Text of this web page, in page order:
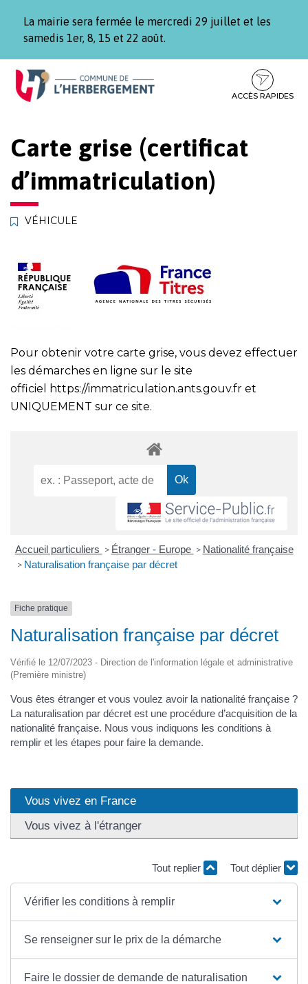
La mairie sera fermée le mercredi 29 juillet et les
samedis 1er, 8, 15 et 22 août.
Aller
Aller
contenu
Aller
pied
ACCÈS RAPIDES
Carte grise (certificat
d’immatriculation)
VÉHICULE
Pour obtenir votre carte grise, vous devez effectuer
les démarches en ligne sur le site
officiel
https://immatriculation.ants.gouv.fr et
UNIQUEMENT sur ce site.
Accueil particuliers > Étranger - Europe > Nationalité française
> Naturalisation française par décret
Fiche pratique
Naturalisation française par décret
Vérifié le 12/07/2023 - Direction de l'information légale et administrative
(Première ministre)
Vous êtes étranger et vous voulez avoir la nationalité française ?
La naturalisation par décret est une procédure d’acquisition de la
nationalité française. Nous vous indiquons les conditions à
remplir et les étapes pour faire la demande.
Vous vivez en France
Vous vivez à l'étranger
Tout replier Tout déplier
Vérifier les conditions à remplir
Se renseigner sur le prix de la démarche
Faire le dossier de demande de naturalisation